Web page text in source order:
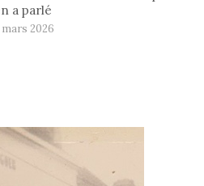
a parlé
mars 2026